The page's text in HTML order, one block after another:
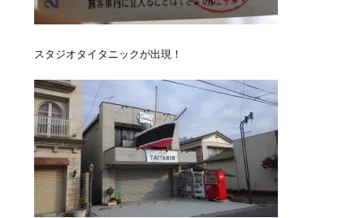
スタジオタイタニックが出現！